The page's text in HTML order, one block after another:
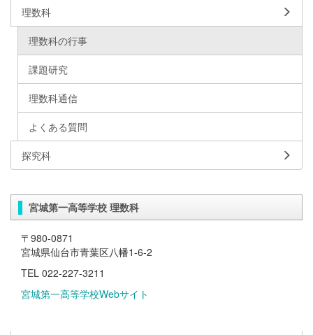
理数科
理数科の行事
課題研究
理数科通信
よくある質問
探究科
宮城第一高等学校 理数科
〒980-0871
宮城県仙台市青葉区八幡1-6-2
TEL 022-227-3211
宮城第一高等学校Webサイト